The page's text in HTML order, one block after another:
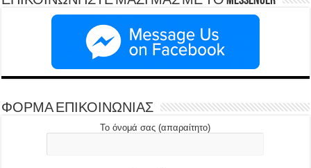
ΦΟΡΜΑ ΕΠΙΚΟΙΝΩΝΙΑΣ
Το όνομά σας (απαραίτητο)